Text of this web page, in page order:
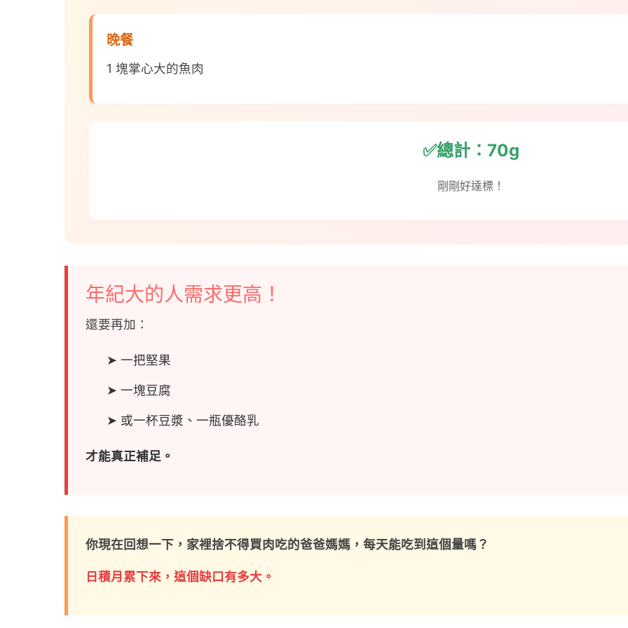
晚餐
1 塊掌心大的魚肉
✅總計：70g
剛剛好達標！
年紀大的人需求更高！
還要再加：
➤ 一把堅果
➤ 一塊豆腐
➤ 或一杯豆漿、一瓶優酪乳
才能真正補足。
你現在回想一下，家裡捨不得買肉吃的爸爸媽媽，每天能吃到這個量嗎？
日積月累下來，這個缺口有多大。